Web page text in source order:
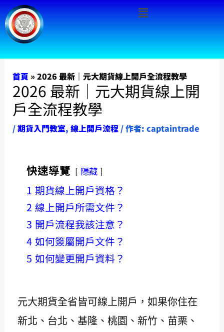
跳
至
主
要
Menu
首頁 » 2026 最新｜元大期貨線上開戶全流程教學
2026 最新｜元大期貨線上開
戶全流程教學
/期貨入門教室, 線上開戶流程/ 作者: captaintrade
快速導覽 隱藏
1 期貨線上開戶資格？
2 線上開戶所需文件？
3 開戶流程我該注意？
4 如何簽屬開戶文件？
5 如何變更開戶資料？
元大期貨全省皆可線上開戶，如果你住在
新北、台北、基隆、桃園、新竹、苗栗、